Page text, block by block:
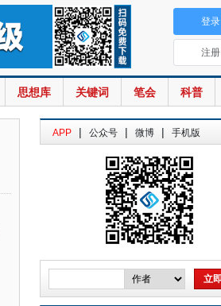
思想库 关键词 笔会 科普
登录
注册
APP | 公众号 | 微博 | 手机版